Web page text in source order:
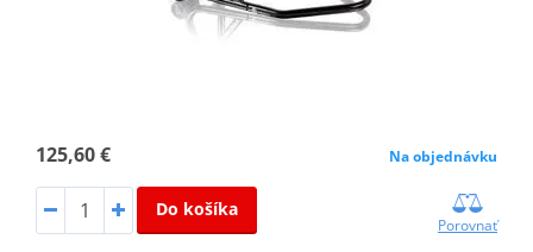
125,60 € Na objednávku
Do košíka
Porovnať